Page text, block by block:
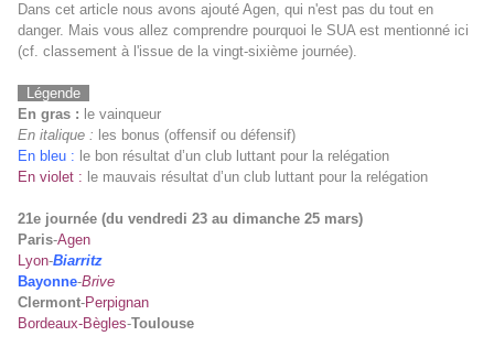
Dans cet article nous avons ajouté Agen, qui n'est pas du tout en
danger. Mais vous allez comprendre pourquoi le SUA est mentionné ici
(cf. classement à l'issue de la vingt-sixième journée).
Légende
En gras : le vainqueur
En italique : les bonus (offensif ou défensif)
En bleu : le bon résultat d’un club luttant pour la relégation
En violet : le mauvais résultat d’un club luttant pour la relégation
21e journée (du vendredi 23 au dimanche 25 mars)
Paris-Agen
Lyon-Biarritz
Bayonne-Brive
Clermont-Perpignan
Bordeaux-Bègles-Toulouse